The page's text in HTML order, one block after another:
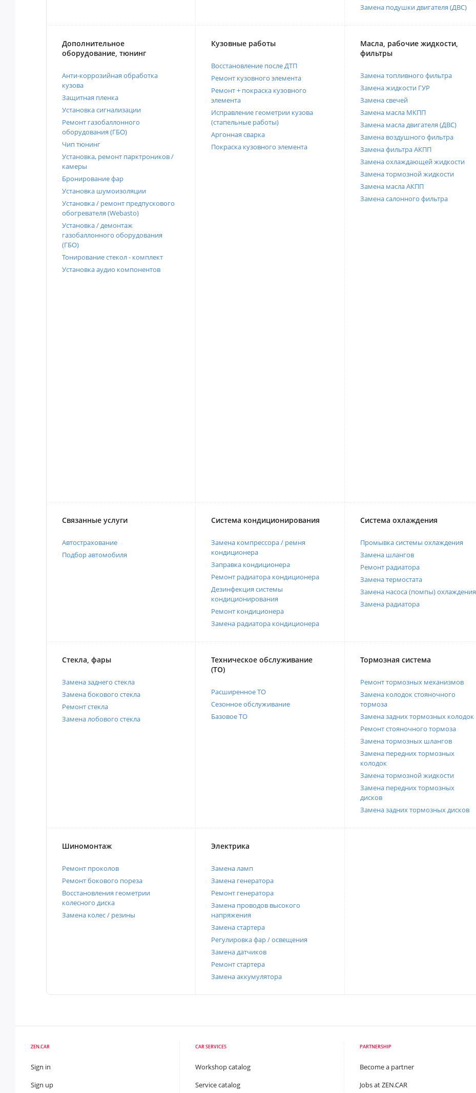
Замена подушки двигателя (ДВС)
Дополнительное
оборудование, тюнинг
Анти-коррозийная обработка
кузова
Защитная пленка
Установка сигнализации
Ремонт газобаллонного
оборудования (ГБО)
Чип тюнинг
Установка, ремонт парктроников /
камеры
Бронирование фар
Установка шумоизоляции
Установка / ремонт предпускового
обогревателя (Webasto)
Установка / демонтаж
газобаллонного оборудования
(ГБО)
Тонирование стекол - комплект
Установка аудио компонентов
Кузовные работы
Восстановление после ДТП
Ремонт кузовного элемента
Ремонт + покраска кузовного
элемента
Исправление геометрии кузова
(стапельные работы)
Аргонная сварка
Покраска кузовного элемента
Масла, рабочие жидкости,
фильтры
Замена топливного фильтра
Замена жидкости ГУР
Замена свечей
Замена масла МКПП
Замена масла двигателя (ДВС)
Замена воздушного фильтра
Замена фильтра АКПП
Замена охлаждающей жидкости
Замена тормозной жидкости
Замена масла АКПП
Замена салонного фильтра
Связанные услуги
Автострахование
Подбор автомобиля
Система кондиционирования
Замена компрессора / ремня
кондиционера
Заправка кондиционера
Ремонт радиатора кондиционера
Дезинфекция системы
кондиционирования
Ремонт кондиционера
Замена радиатора кондиционера
Система охлаждения
Промывка системы охлаждения
Замена шлангов
Ремонт радиатора
Замена термостата
Замена насоса (помпы) охлаждения
Замена радиатора
Стекла, фары
Замена заднего стекла
Замена бокового стекла
Ремонт стекла
Замена лобового стекла
Техническое обслуживание
(ТО)
Расширенное ТО
Сезонное обслуживание
Базовое ТО
Тормозная система
Ремонт тормозных механизмов
Замена колодок стояночного
тормоза
Замена задних тормозных колодок
Ремонт стояночного тормоза
Замена тормозных шлангов
Замена передних тормозных
колодок
Замена тормозной жидкости
Замена передних тормозных
дисков
Замена задних тормозных дисков
Шиномонтаж
Ремонт проколов
Ремонт бокового пореза
Восстановления геометрии
колесного диска
Замена колес / резины
Электрика
Замена ламп
Замена генератора
Ремонт генератора
Замена проводов высокого
напряжения
Замена стартера
Регулировка фар / освещения
Замена датчиков
Ремонт стартера
Замена аккумулятора
ZEN.CAR
Sign in
Sign up
CAR SERVICES
Workshop catalog
Service catalog
PARTNERSHIP
Become a partner
Jobs at ZEN.CAR